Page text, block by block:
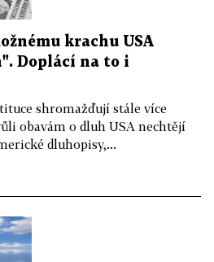
krachu USA
Doplácí na to i
shromažďují stále více
obavám o dluh USA nechtějí
dluhopisy,...